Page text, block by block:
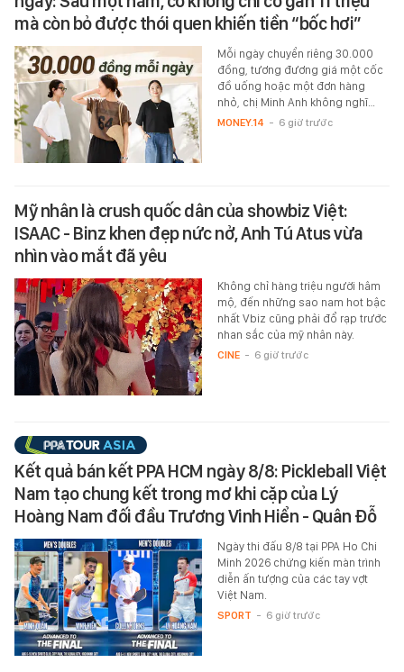
mà còn bỏ được thói quen khiến tiền “bốc hơi”
Mỗi ngày chuyển riêng 30.000
đồng, tương đương giá một cốc
đồ uống hoặc một đơn hàng
nhỏ, chị Minh Anh không nghĩ…
MONEY.14 - 6 giờ trước
Mỹ nhân là crush quốc dân của showbiz Việt:
ISAAC - Binz khen đẹp nức nở, Anh Tú Atus vừa
nhìn vào mắt đã yêu
Không chỉ hàng triệu người hâm
mộ, đến những sao nam hot bậc
nhất Vbiz cũng phải đổ rạp trước
nhan sắc của mỹ nhân này.
CINE - 6 giờ trước
Kết quả bán kết PPA HCM ngày 8/8: Pickleball Việt
Nam tạo chung kết trong mơ khi cặp của Lý
Hoàng Nam đối đầu Trương Vinh Hiển - Quân Đỗ
Ngày thi đấu 8/8 tại PPA Ho Chi
Minh 2026 chứng kiến màn trình
diễn ấn tượng của các tay vợt
Việt Nam.
SPORT - 6 giờ trước